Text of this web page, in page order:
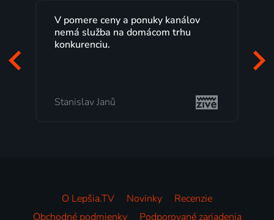
V pomere ceny a ponuky kanálov
nemá služba na domácom trhu
konkurenciu.
Stanislav Janů
O Lepšia.TV Novinky
Recenzie
Obchodné podmienky
Podporované zariadenia